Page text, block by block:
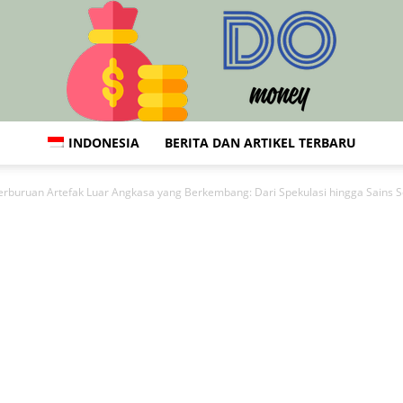
INDONESIA BERITA DAN ARTIKEL TERBARU
Artefak Luar Angkasa yang Berkembang: Dari Spekulasi hingga Sains